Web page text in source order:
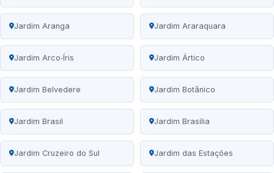
Jardim Aranga Jardim Araraquara
Jardim Arco‑Íris Jardim Ártico
Jardim Belvedere Jardim Botânico
Jardim Brasil Jardim Brasília
Jardim Cruzeiro do Sul Jardim das Estações